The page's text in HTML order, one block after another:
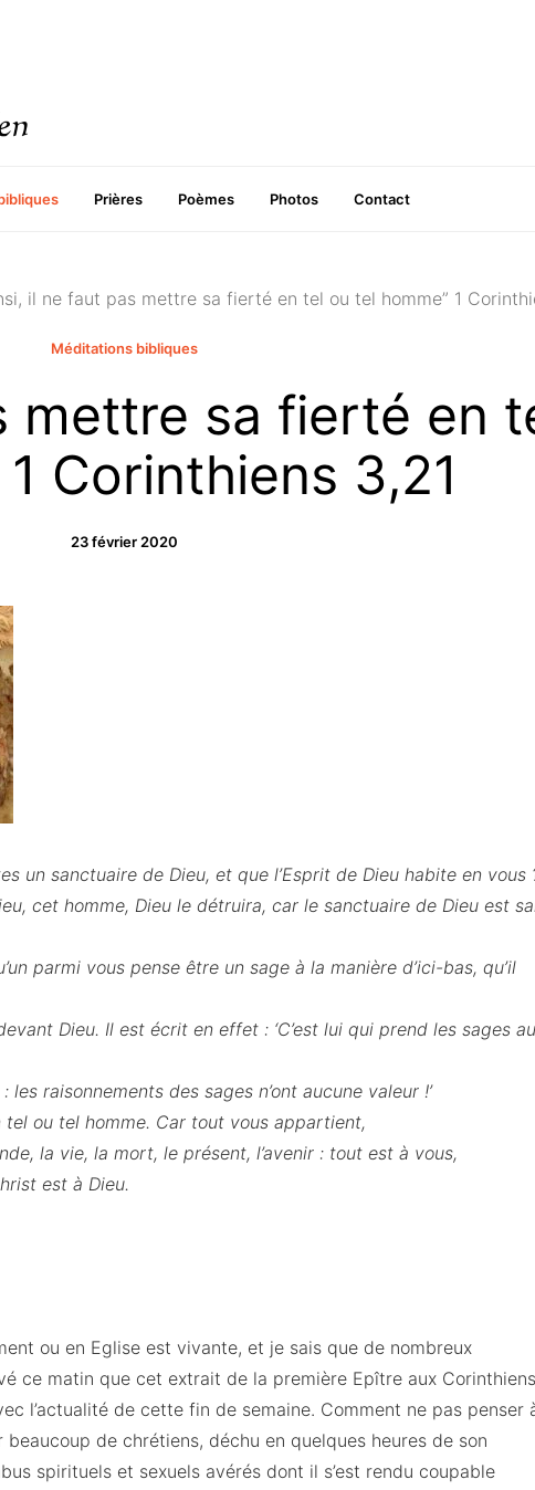
Prières Poèmes Photos Contact
il ne faut pas mettre sa fierté en tel ou tel homme” 1
Méditations bibliques
mettre sa fierté en
Corinthiens 3,21
23 février 2020
un sanctuaire de Dieu, et que l’Esprit de Dieu habite en vous
cet homme, Dieu le détruira, car le sanctuaire de Dieu est
parmi vous pense être un sage à la manière d’ici-bas, qu’il
Dieu. Il est écrit en effet : ‘C’est lui qui prend les sages au
raisonnements des sages n’ont aucune valeur !’
ou tel homme. Car tout vous appartient,
la vie, la mort, le présent, l’avenir : tout est à vous,
est à Dieu.
ou en Eglise est vivante, et je sais que de nombreux
ce matin que cet extrait de la première Epître aux
l’actualité de cette fin de semaine. Comment ne pas penser
beaucoup de chrétiens, déchu en quelques heures de son
spirituels et sexuels avérés dont il s’est rendu coupable